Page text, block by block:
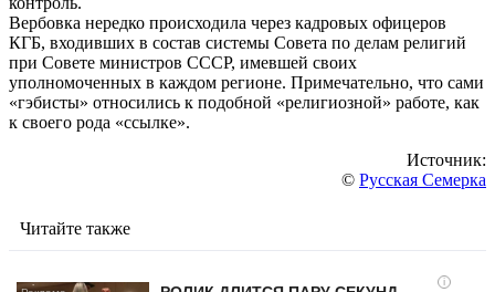
Вербовка нередко происходила через кадровых офицеров
КГБ, входивших в состав системы Совета по делам религий
при Совете министров СССР, имевшей своих
уполномоченных в каждом регионе. Примечательно, что сами
«гэбисты» относились к подобной «религиозной» работе, как
к своего рода «ссылке».
Источник:
© Русская Семерка
Читайте также
i